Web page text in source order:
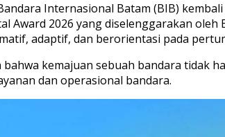
Internasional Batam (BIB)
Award 2026 yang diselenggarakan
adaptif, dan berorientasi pada
kemajuan sebuah bandara tidak
dan operasional bandara.